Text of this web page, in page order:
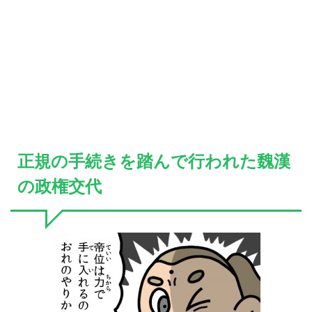
正規の手続きを踏んで行われた魏漢
の政権交代